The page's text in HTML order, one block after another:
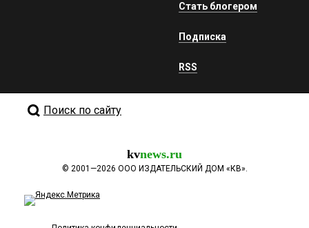
Стать блогером
Подписка
RSS
Поиск по сайту
kvnews.ru
© 2001—2026 ООО ИЗДАТЕЛЬСКИЙ ДОМ «КВ».